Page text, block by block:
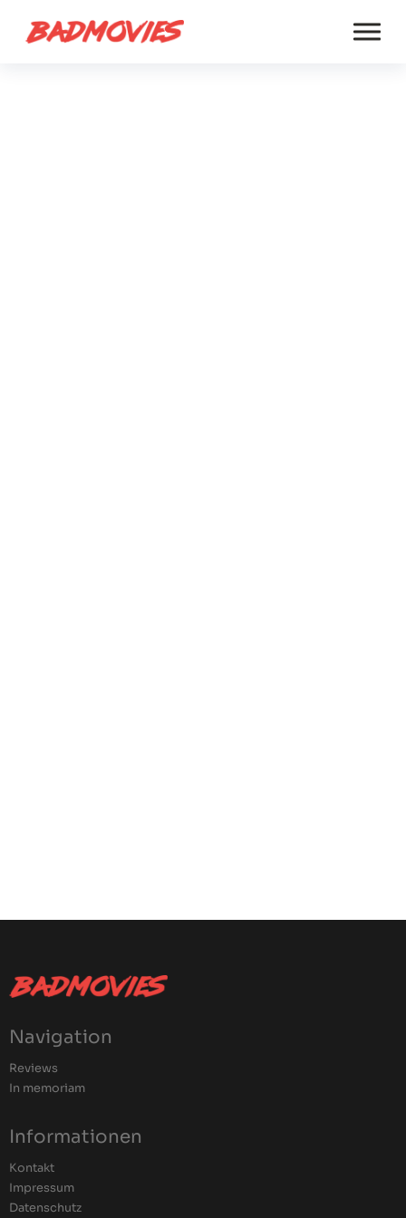
Navigation
Reviews
In memoriam
Informationen
Kontakt
Impressum
Datenschutz